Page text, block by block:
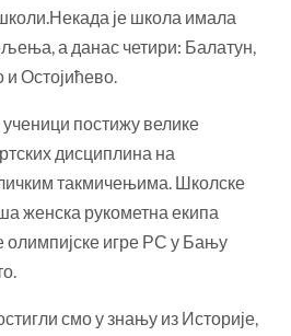
је школа имала
а данас четири: Балатун,
Остојићево.
постижу велике
дисциплина на
такмичењима. Школске
женска рукометна екипа
олимпијске игре РС у Бању
смо у знању из Историје,